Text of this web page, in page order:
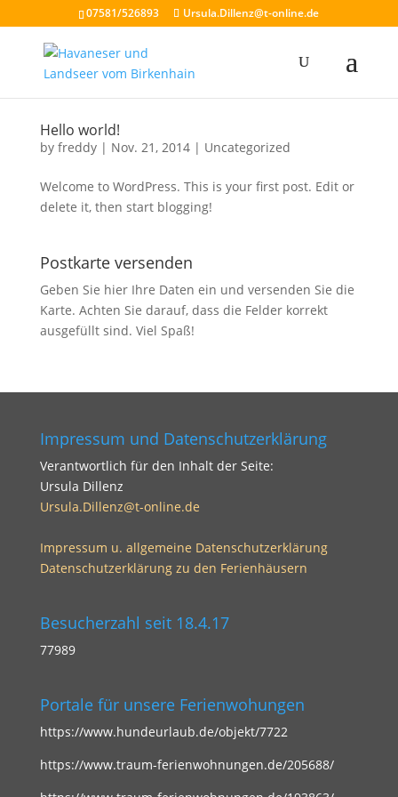
07581/526893 Ursula.Dillenz@t-online.de
Hello world!
by freddy| Nov. 21, 2014| Uncategorized
Welcome to WordPress. This is your first post. Edit or
delete it, then start blogging!
Postkarte versenden
Geben Sie hier Ihre Daten ein und versenden Sie die
Karte. Achten Sie darauf, dass die Felder korrekt
ausgefüllt sind. Viel Spaß!
Impressum und Datenschutzerklärung
Verantwortlich für den Inhalt der Seite:
Ursula Dillenz
Ursula.Dillenz@t-online.de
Impressum u. allgemeine Datenschutzerklärung
Datenschutzerklärung zu den Ferienhäusern
Besucherzahl seit 18.4.17
77989
Portale für unsere Ferienwohungen
https://www.hundeurlaub.de/objekt/7722
https://www.traum-ferienwohnungen.de/205688/